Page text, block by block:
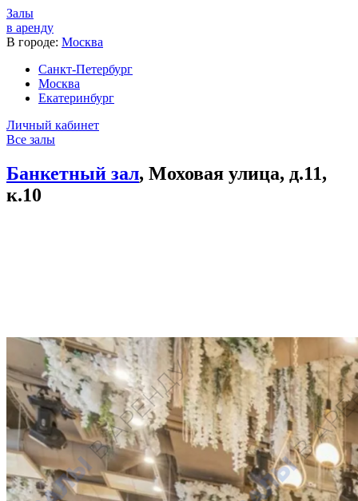
Залы
в аренду
В городе: Москва
Санкт-Петербург
Москва
Екатеринбург
Личный кабинет
Все залы
Банкетный зал, Моховая улица, д.11,
к.10